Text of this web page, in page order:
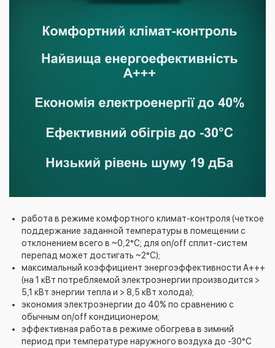
работа в режиме комфортного климат-контроля (четкое
поддержание заданной температуры в помещении с
отклонением всего в ~0,2°С; для on/off сплит-систем
перепад может достигать ~2°С);
максимальный коэффициент энергоэффективности А+++
(на 1 кВт потребляемой электроэнергии производится >
5,1 кВт энергии тепла и > 8,5 кВт холода);
экономия электроэнергии до 40% по сравнению с
обычным on/off кондиционером;
эффективная работа в режиме обогрева в зимний
период при температуре наружного воздуха до -30°С